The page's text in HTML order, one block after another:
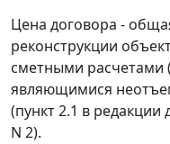
Цена договора -
реконструкции
сметными расчетами
являющимися
(пункт 2.1 в
N 2).